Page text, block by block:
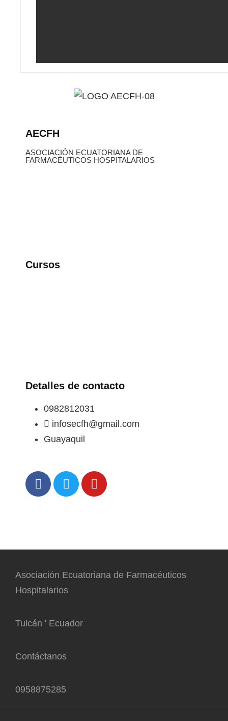
AECFH
ASOCIACIÓN ECUATORIANA DE
FARMACÉUTICOS HOSPITALARIOS
Cursos
Detalles de contacto
0982812031
infosecfh@gmail.com
Guayaquil
Asociación Ecuatoriana de Farmacéuticos
Hospitalarios
Tulcán ' Ecuador
Contáctanos
0958875285